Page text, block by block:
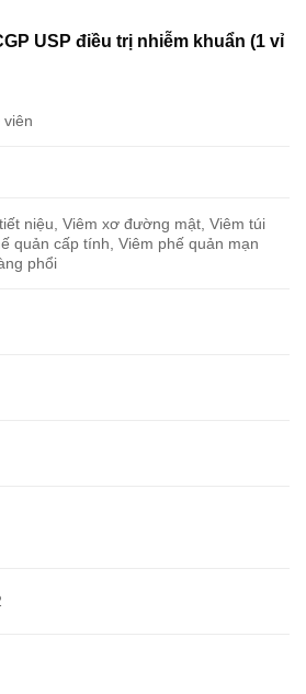
USP điều trị nhiễm khuẩn (1 vỉ
viên
niệu, Viêm xơ đường mật, Viêm túi
quản cấp tính, Viêm phế quản mạn
phổi